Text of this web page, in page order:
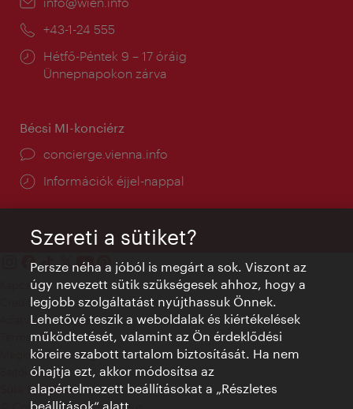
Telefon:
+43-1-24 555
Nyitva
tartás:
Hétfő-Péntek 9 – 17 óráig
Ünnepnapokon zárva
Bécsi MI-konciérz
concierge.vienna.info
Információk éjjel-nappal
Kapcsolat
Credits
Adatvédelmi nyilatkozat
Terms of Use
Megközelíthetőség
Sajtókapcsolat
Sütik beállítása
© Copyright WienTourismus
Szereti a sütiket?
Persze néha a jóból is megárt a sok. Viszont az
úgy nevezett sütik szükségesek ahhoz, hogy a
legjobb szolgáltatást nyújthassuk Önnek.
Lehetővé teszik a weboldalak és kiértékelések
működtetését, valamint az Ön érdeklődési
köreire szabott tartalom biztosítását. Ha nem
óhajtja ezt, akkor módosítsa az
alapértelmezett beállításokat a „Részletes
beállítások“ alatt.